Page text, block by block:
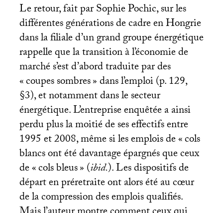
Le retour, fait par Sophie Pochic, sur les
différentes générations de cadre en Hongrie
dans la filiale d’un grand groupe énergétique
rappelle que la transition à l’économie de
marché s’est d’abord traduite par des
«coupes sombres» dans l’emploi (p. 129,
§3), et notamment dans le secteur
énergétique. L’entreprise enquêtée a ainsi
perdu plus la moitié de ses effectifs entre
1995 et 2008, même si les emplois de «cols
blancs ont été davantage épargnés que ceux
de «cols bleus» (ibid.). Les dispositifs de
départ en préretraite ont alors été au cœur
de la compression des emplois qualifiés.